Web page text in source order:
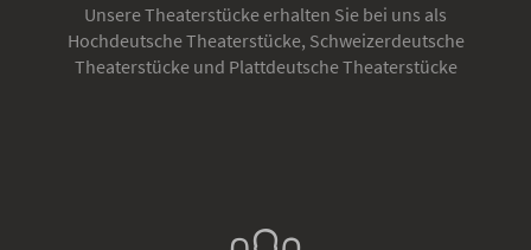
Unsere Theaterstücke erhalten Sie bei uns als
Hochdeutsche Theaterstücke, Schweizerdeutsche
Theaterstücke und Plattdeutsche Theaterstücke